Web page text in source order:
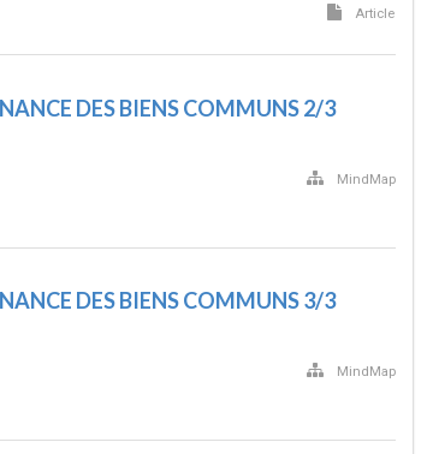
Article
DES BIENS COMMUNS 2/3
MindMap
DES BIENS COMMUNS 3/3
MindMap